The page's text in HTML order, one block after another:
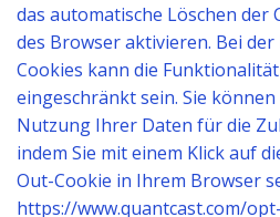
das automatische Löschen der
des Browser aktivieren. Bei
Cookies kann die
eingeschränkt sein. Sie
Nutzung Ihrer Daten für die
indem Sie mit einem Klick auf
Out-Cookie in Ihrem Browser
https://www.quantcast.com/